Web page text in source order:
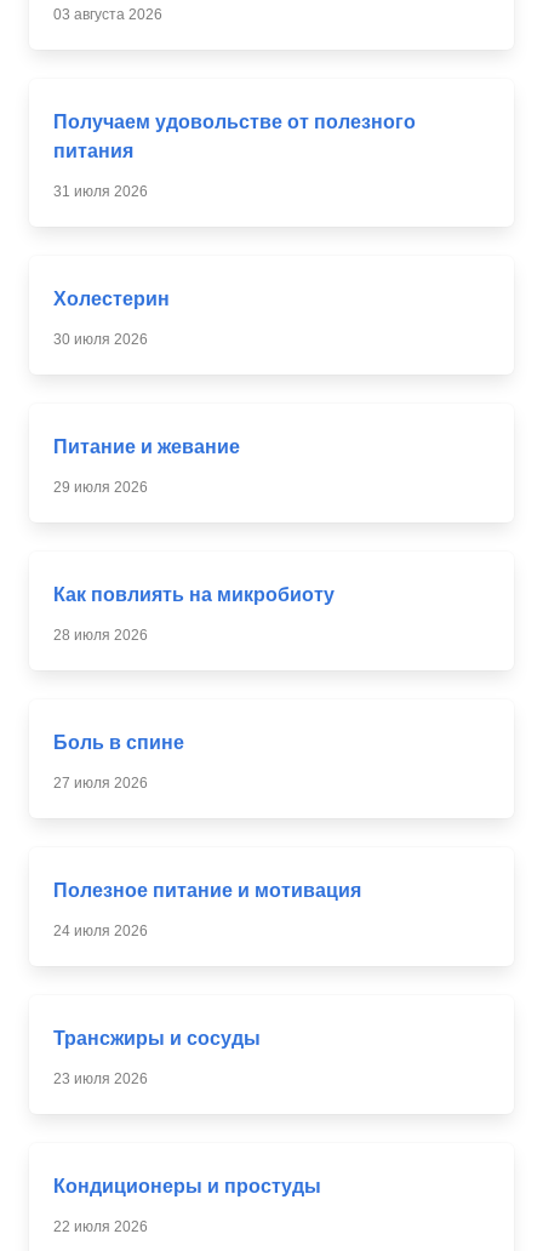
03 августа 2026
Получаем удовольстве от полезного
питания
31 июля 2026
Холестерин
30 июля 2026
Питание и жевание
29 июля 2026
Как повлиять на микробиоту
28 июля 2026
Боль в спине
27 июля 2026
Полезное питание и мотивация
24 июля 2026
Трансжиры и сосуды
23 июля 2026
Кондиционеры и простуды
22 июля 2026